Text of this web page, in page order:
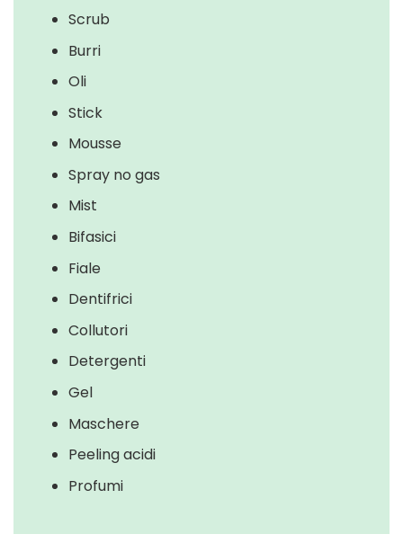
Scrub
Burri
Oli
Stick
Mousse
Spray no gas
Mist
Bifasici
Fiale
Dentifrici
Collutori
Detergenti
Gel
Maschere
Peeling acidi
Profumi